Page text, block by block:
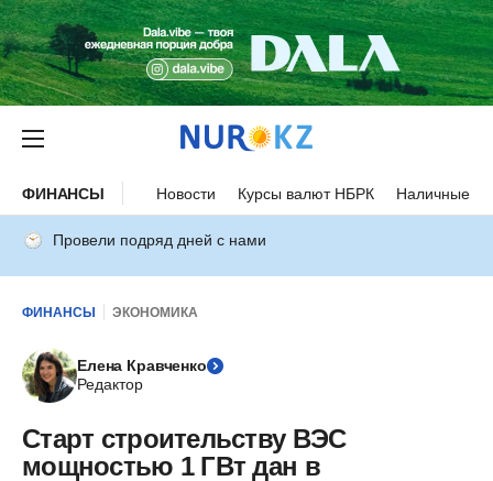
ФИНАНСЫ Новости Курсы валют НБРК Наличные
Провели подряд дней с нами
ФИНАНСЫ ЭКОНОМИКА
Елена Кравченко
Редактор
Старт строительству ВЭС
мощностью 1 ГВт дан в